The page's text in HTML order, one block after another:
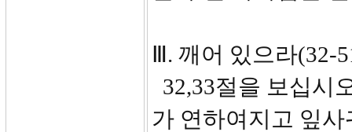
Ⅲ. 깨어 있으라(32-
32,33절을 보십시
가 연하여지고 잎